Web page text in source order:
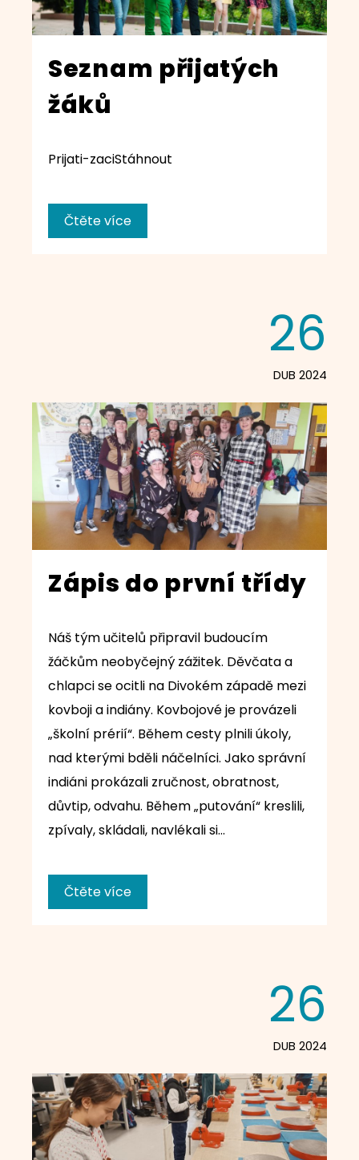
Seznam přijatých
žáků
Prijati-zaciStáhnout
Čtěte více
26
DUB 2024
Zápis do první třídy
Náš tým učitelů připravil budoucím
žáčkům neobyčejný zážitek. Děvčata a
chlapci se ocitli na Divokém západě mezi
kovboji a indiány. Kovbojové je provázeli
„školní prérií“. Během cesty plnili úkoly,
nad kterými bděli náčelníci. Jako správní
indiáni prokázali zručnost, obratnost,
důvtip, odvahu. Během „putování“ kreslili,
zpívaly, skládali, navlékali si…
Čtěte více
26
DUB 2024